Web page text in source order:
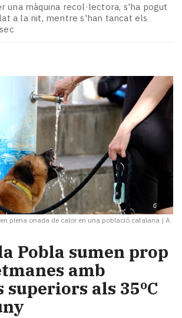
una màquina recol·lectora, s'ha pogut
a la nit, mentre s'han tancat els
plena onada de calor en una població catalana | A.
Pobla sumen prop
amb
als 35ºC